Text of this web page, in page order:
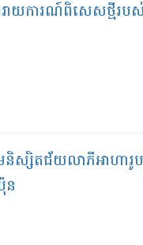
រាយការណ៍ពិសេសថ្មីរប
និស្សិតជ័យលាភីអាហា
ន